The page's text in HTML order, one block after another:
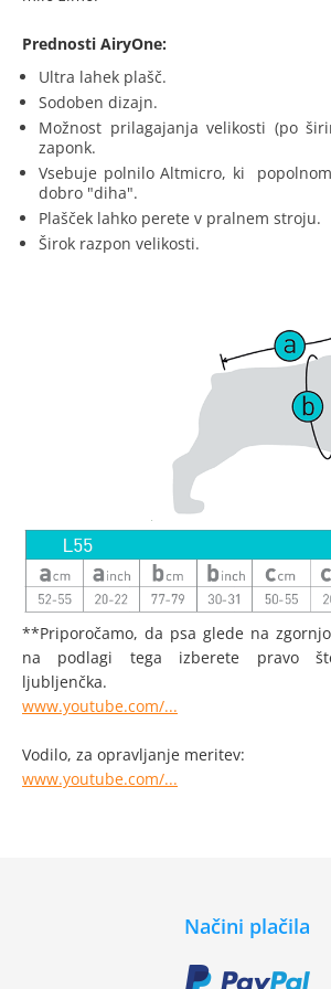
Prednosti AiryOne:
Ultra lahek plašč.
Sodoben dizajn.
Možnost prilagajanja velikosti (po
zaponk.
Vsebuje polnilo Altmicro, ki
dobro "diha".
Plašček lahko perete v pralnem stroju.
Širok razpon velikosti.
**Priporočamo, da psa glede na
na podlagi tega izberete pravo
ljubljenčka.
www.youtube.com/...
Vodilo, za opravljanje meritev:
www.youtube.com/...
Načini plačila